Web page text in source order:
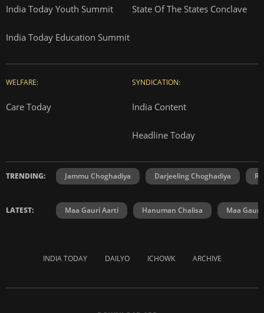
India Today Youth Summit State Of The States Conclave
India Today Education Summit
WELFARE:
Care Today
SYNDICATION:
India Content
Headline Today
TRENDING: Jammu Choghadiya Darjeeling Choghadiya
LATEST: Maa Gauri Aarti Hanuman Chalisa Maa Gauri
INDIA TODAY DAILYO ICHOWK ARCHIVE